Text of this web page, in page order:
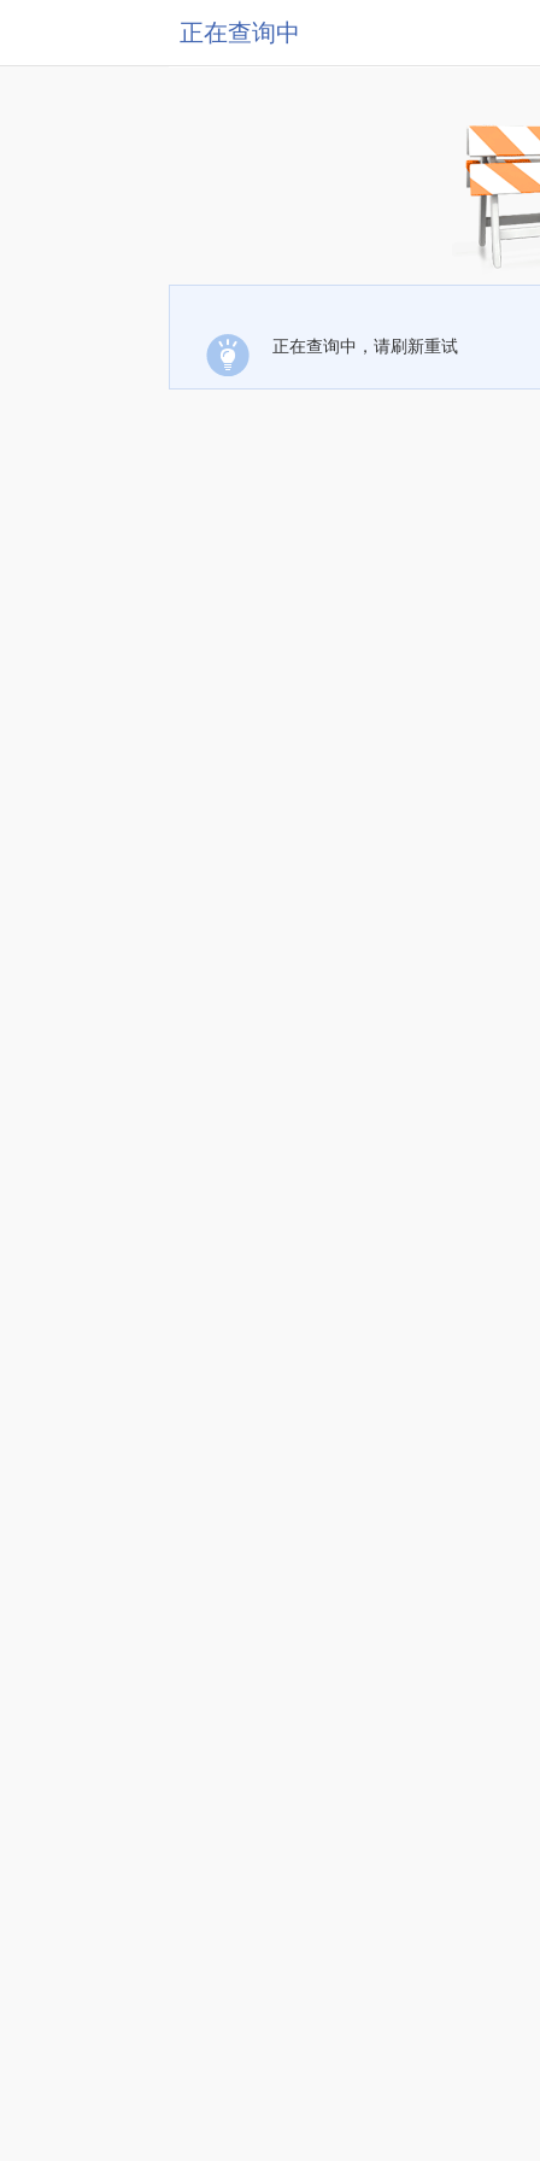
正在查询中
正在查询中，请刷新重试